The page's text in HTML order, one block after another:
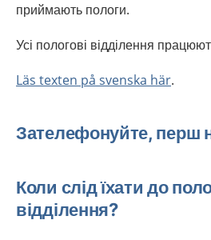
приймають пологи.
Усі пологові відділення
Läs texten på svenska här.
Зателефонуйте, перш
Коли слід їхати до
відділення?